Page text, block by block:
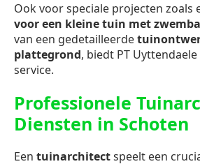
Ook voor speciale projecten zoals
voor een kleine tuin met
van een gedetailleerde
plattegrond, biedt PT
service.
Professionele
Diensten in Schoten
Een tuinarchitectspeelt een